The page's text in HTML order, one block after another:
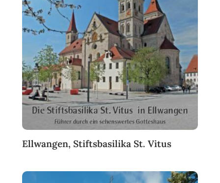
Ellwangen, Stiftsbasilika St. Vitus